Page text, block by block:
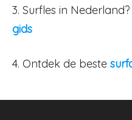
3. Surfles in
gids
4. Ontdek de beste